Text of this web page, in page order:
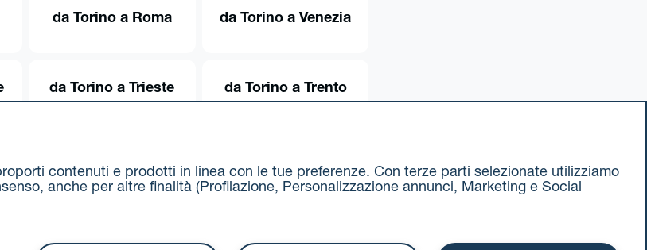
da Torino a Roma da Torino a Venezia
da Torino a Trieste da Torino a Trento
contenuti e prodotti in linea con le tue preferenze. Con terze parti selezionate utilizziamo
anche per altre finalità (Profilazione, Personalizzazione annunci, Marketing e Social